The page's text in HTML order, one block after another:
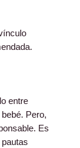
entre
Pero,
Es